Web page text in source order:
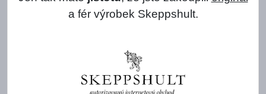
a fér výrobek Skeppshult.